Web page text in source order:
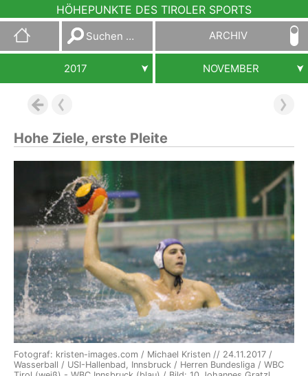
HÖHEPUNKTE DES TIROLER SPORTS
Suchen
nach:
ARCHIV
2017 NOVEMBER
Hohe Ziele, erste Pleite
Fotograf: kristen-images.com / Michael Kristen // 24.11.2017 /
Wasserball / USI-Hallenbad, Innsbruck / Herren Bundesliga / WBC